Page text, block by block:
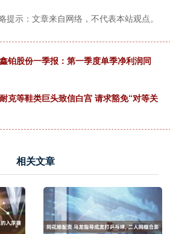
提示：文章来自网络，不代表本站观点。
铂股份一季报：第一季度单季净利润同
克等鞋类巨头致信白宫 请求豁免“对等关
相关文章